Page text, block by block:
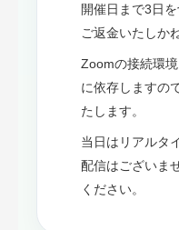
開催日まで3日
ご返金いたしか
Zoomの接続環
に依存しますの
たします。
当日はリアルタ
配信はございま
ください。